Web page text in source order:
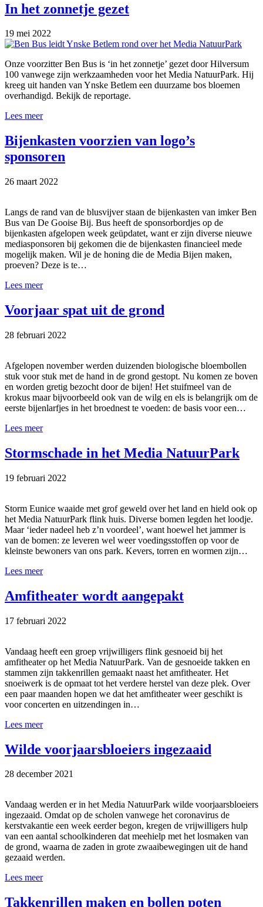
In het zonnetje gezet
19 mei 2022
Onze voorzitter Ben Bus is ‘in het zonnetje’ gezet door Hilversum
100 vanwege zijn werkzaamheden voor het Media NatuurPark. Hij
kreeg uit handen van Ynske Betlem een duurzame bos bloemen
overhandigd. Bekijk de reportage.
Lees meer
Bijenkasten voorzien van logo’s
sponsoren
26 maart 2022
Langs de rand van de blusvijver staan de bijenkasten van imker Ben
Bus van De Gooise Bij. Bus heeft de sponsorbordjes op de
bijenkasten afgelopen week geüpdatet, want er zijn diverse nieuwe
mediasponsoren bij gekomen die de bijenkasten financieel mede
mogelijk maken. Wil je de honing die de Media Bijen maken,
proeven? Deze is te…
Lees meer
Voorjaar spat uit de grond
28 februari 2022
Afgelopen november werden duizenden biologische bloembollen
stuk voor stuk met de hand in de grond gestopt. Nu komen ze boven
en worden gretig bezocht door de bijen! Het stuifmeel van de
krokus maar bijvoorbeeld ook van de wilg en els is belangrijk om de
eerste bijenlarfjes in het broednest te voeden: de basis voor een…
Lees meer
Stormschade in het Media NatuurPark
19 februari 2022
Storm Eunice waaide met grof geweld over het land en hield ook op
het Media NatuurPark flink huis. Diverse bomen legden het loodje.
Maar ‘ieder nadeel heb z’n voordeel’, want hoewel het jammer is
van de bomen: ze leveren wel weer voedingsstoffen op voor de
kleinste bewoners van ons park. Kevers, torren en wormen zijn…
Lees meer
Amfitheater wordt aangepakt
17 februari 2022
Vandaag heeft een groep vrijwilligers flink gesnoeid bij het
amfitheater op het Media NatuurPark. Van de gesnoeide takken en
stammen zijn takkenrillen gemaakt naast het amfitheater. Het
snoeiwerk is de opmaat tot het verdere herstel van deze plek. Over
een paar maanden hopen we dat het amfitheater weer geschikt is
voor concerten en uitzendingen in…
Lees meer
Wilde voorjaarsbloeiers ingezaaid
28 december 2021
Vandaag werden er in het Media NatuurPark wilde voorjaarsbloeiers
ingezaaid. Omdat op de scholen vanwege het coronavirus de
kerstvakantie een week eerder begon, kregen de vrijwilligers hulp
van een aantal schoolkinderen dat meehielp met het losmaken van
de grond, waarna de zaden in grote zwaaibewegingen uit de hand
gezaaid werden.
Lees meer
Takkenrillen maken en bollen poten